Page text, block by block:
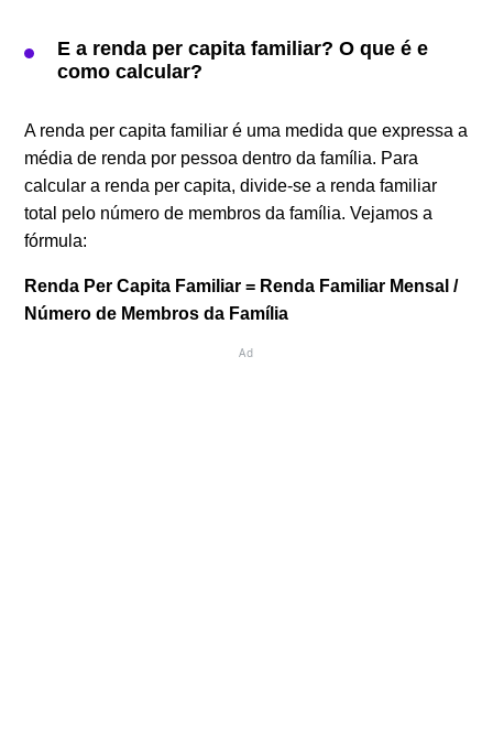
E a renda per capita familiar? O que é e
como calcular?
A renda per capita familiar é uma medida que expressa a
média de renda por pessoa dentro da família. Para
calcular a renda per capita, divide-se a renda familiar
total pelo número de membros da família. Vejamos a
fórmula:
Renda Per Capita Familiar = Renda Familiar Mensal /
Número de Membros da Família
Ad